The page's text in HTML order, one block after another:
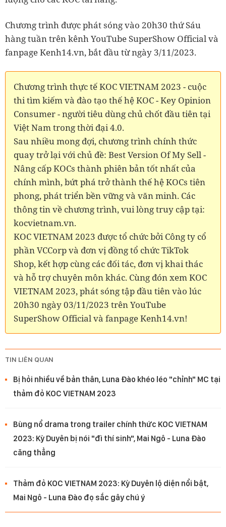
Chương trình được phát sóng vào 20h30 thứ Sáu
hàng tuần trên kênh YouTube SuperShow Official và
fanpage Kenh14.vn, bắt đầu từ ngày 3/11/2023.
Chương trình thực tế KOC VIETNAM 2023 - cuộc
thi tìm kiếm và đào tạo thế hệ KOC - Key Opinion
Consumer - người tiêu dùng chủ chốt đầu tiên tại
Việt Nam trong thời đại 4.0.
Sau nhiều mong đợi, chương trình chính thức
quay trở lại với chủ đề: Best Version Of My Sell -
Nâng cấp KOCs thành phiên bản tốt nhất của
chính mình, bứt phá trở thành thế hệ KOCs tiên
phong, phát triển bền vững và văn minh. Các
thông tin về chương trình, vui lòng truy cập tại:
kocvietnam.vn.
KOC VIETNAM 2023 được tổ chức bởi Công ty cổ
phần VCCorp và đơn vị đồng tổ chức TikTok
Shop, kết hợp cùng các đối tác, đơn vị khai thác
và hỗ trợ chuyên môn khác. Cùng đón xem KOC
VIETNAM 2023, phát sóng tập đầu tiên vào lúc
20h30 ngày 03/11/2023 trên YouTube
SuperShow Official và fanpage Kenh14.vn!
TIN LIÊN QUAN
Bị hỏi nhiều về bản thân, Luna Đào khéo léo "chỉnh" MC tại
thảm đỏ KOC VIETNAM 2023
Bùng nổ drama trong trailer chính thức KOC VIETNAM
2023: Kỳ Duyên bị nói "đì thí sinh", Mai Ngô - Luna Đào
căng thẳng
Thảm đỏ KOC VIETNAM 2023: Kỳ Duyên lộ diện nổi bật,
Mai Ngô - Luna Đào đọ sắc gây chú ý